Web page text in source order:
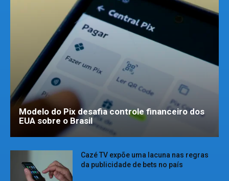
Modelo do Pix desafia controle financeiro dos
EUA sobre o Brasil
Cazé TV expõe uma lacuna nas regras
da publicidade de bets no país